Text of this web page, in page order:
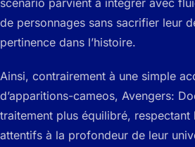
scénario parvient à intégrer avec
de personnages sans sacrifier leur
pertinence dans l’histoire.
Ainsi, contrairement à une simple
d’apparitions-cameos, Avengers:
traitement plus équilibré, respectant
attentifs à la profondeur de leur